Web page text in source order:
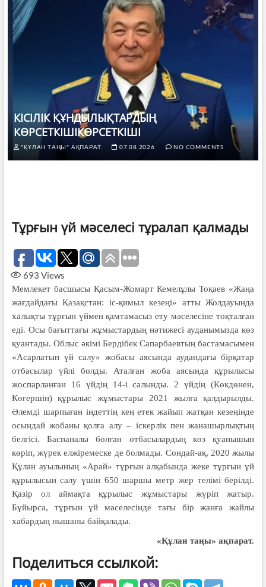
КІСІЛІК ҚҰНДЫЛЫҚТАРДЫҢ
КӨРСЕТКІШІКӨРСЕТКІШІ
"ҚҰЛАН ТАҢЫ" АҚПАРАТ. 07.08.2026 NO COMMENTS
Тұрғын үй мәселесі тұралап қалмады
693 Views
Мемлекет басшысы Қасым-Жомарт Кемелұлы Тоқаев «Жаңа
жағдайдағы Қазақстан: іс-қимыл кезеңі» атты Жолдауында
халықты тұрғын үймен қамтамасыз ету мәселесіне тоқталған
еді. Осы бағыттағы жұмыстардың нәтижесі ауданымызда көз
қуантады. Облыс әкімі Бердібек Сапарбаевтың бастамасымен
«Асарлатып үй салу» жобасы аясында аудандағы бірқатар
отбасылар үйлі болды. Аталған жоба аясында құрылысы
жоспарланған 16 үйдің 14-і салынды. 2 үйдің (Көкдөнен,
Көгершін) құрылыс жұмыстары 2021 жылға қалдырылды.
Әлемді шарпыған індеттің кең етек жайып жатқан кезеңінде
осындай жобаны қолға алу – іскерлік пен жанашырлықтың
белгісі. Баспаналы болған отбасылардың көз қуанышын
көріп, жүрек елжіремеске де болмады. Сондай-ақ, 2020 жылы
Құлан ауылының «Арай» тұрғын алқабында жеке тұрғын үй
құрылысын салу үшін 650 шаршы метр жер телімі берілді.
Қазір ол аймақта құрылыс жұмыстары жүріп жатыр.
Бұйырса, тұрғын үй мәселесінде тағы бір жанға жайлы
хабардың нышаны байқалады.
«Құлан таңы» ақпарат.
Поделиться ссылкой: